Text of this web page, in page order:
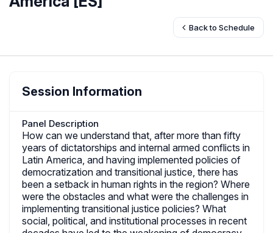
Back to Schedule
Session Information
Panel Description
How can we understand that, after more than fifty
years of dictatorships and internal armed conflicts in
Latin America, and having implemented policies of
democratization and transitional justice, there has
been a setback in human rights in the region? Where
were the obstacles and what were the challenges in
implementing transitional justice policies? What
social, political, and institutional processes in recent